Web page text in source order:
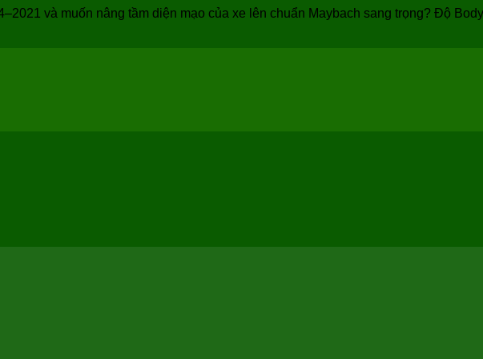
và muốn nâng tầm diện mạo của xe lên chuẩn Maybach sang trọng? Độ